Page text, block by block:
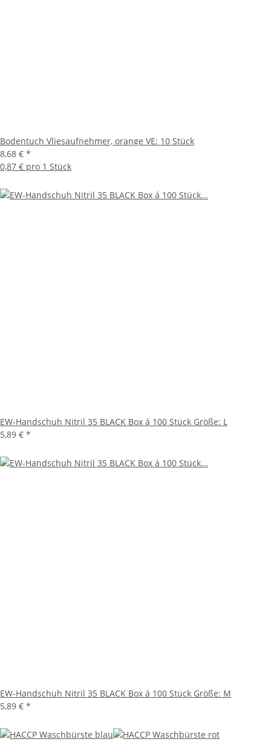
Bodentuch Vliesaufnehmer, orange VE: 10 Stück
8,68 € *
0,87 € pro 1 Stück
EW-Handschuh Nitril 35 BLACK Box á 100 Stück Größe: L
5,89 € *
EW-Handschuh Nitril 35 BLACK Box á 100 Stück Größe: M
5,89 € *